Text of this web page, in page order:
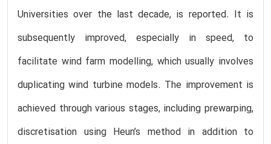
Universities over the last decade, is reported. It is
subsequently improved, especially in speed, to
facilitate wind farm modelling, which usually involves
duplicating wind turbine models. The improvement is
achieved through various stages, including prewarping,
discretisation using Heun’s method in addition to